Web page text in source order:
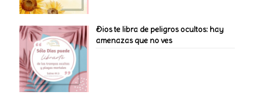
Dios te libra de peligros ocultos: hay
amenazas que no ves